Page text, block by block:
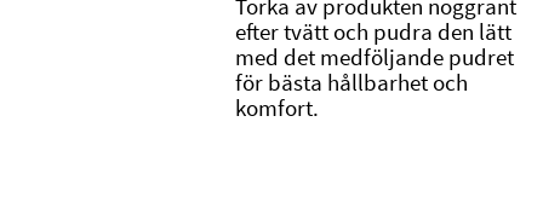
Torka av produkten noggrant
efter tvätt och pudra den lätt
med det medföljande pudret
för bästa hållbarhet och
komfort.